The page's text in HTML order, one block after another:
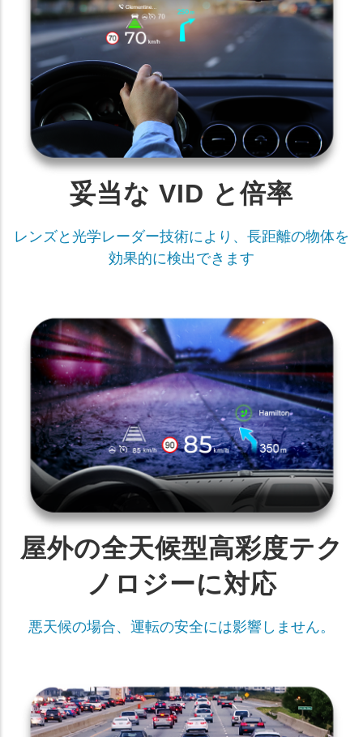
妥当な VID と倍率
レンズと光学レーダー技術により、長距離の物体を
効果的に検出できます
屋外の全天候型高彩度テク
ノロジーに対応
悪天候の場合、運転の安全には影響しません。